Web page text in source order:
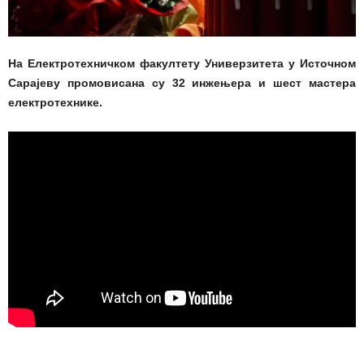
На Електротехничком факултету Универзитета у Источном
Сарајеву промовисана су 32 инжењера и шест мастера
електротехнике.